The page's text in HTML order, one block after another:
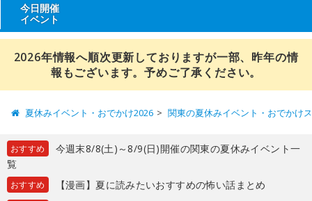
今日開催
イベント
2026年情報へ順次更新しておりますが一部、昨年の情
報もございます。予めご了承ください。
夏休みイベント・おでかけ2026 関東の夏休みイベント・おでかけ
おすすめ
今週末8/8(土)～8/9(日)開催の関東の夏休みイベント一
覧
おすすめ 【漫画】夏に読みたいおすすめの怖い話まとめ